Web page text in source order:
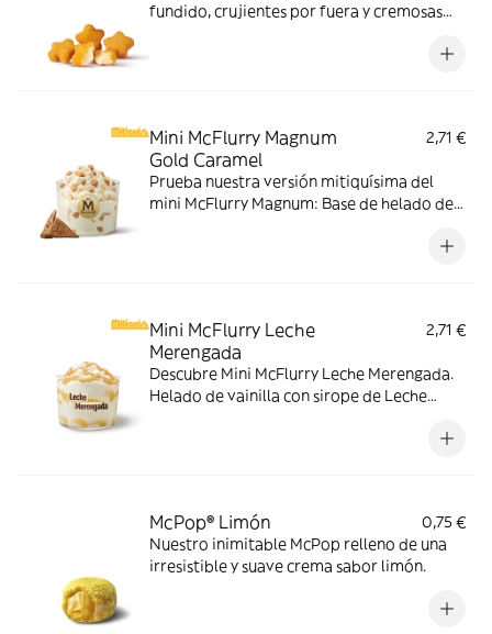
fundido, crujientes por fuera y cremosas
Mini McFlurry Magnum
Gold Caramel
2,71 €
Prueba nuestra versión mitiquísima del
mini McFlurry Magnum: Base de helado de
Topping triturado de galleta con perlas y
Mini McFlurry Leche
Merengada
2,71 €
Descubre Mini McFlurry Leche Merengada.
Helado de vainilla con sirope de Leche
McPop® Limón
0,75 €
Nuestro inimitable McPop relleno de una
irresistible y suave crema sabor limón.